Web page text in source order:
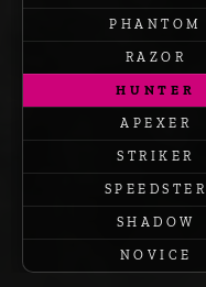
P H A N T O M
R A Z O R
H U N T E R
A P E X E R
S T R I K E R
S P E E D S T E R
S H A D O W
N O V I C E